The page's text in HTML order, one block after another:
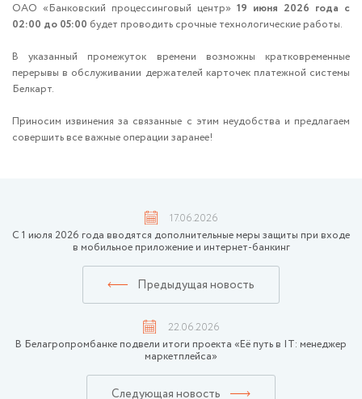
ОАО «Банковский процессинговый центр» 19 июня 2026 года с
02:00 до 05:00 будет проводить срочные технологические работы.
В указанный промежуток времени возможны кратковременные
перерывы в обслуживании держателей карточек платежной системы
Белкарт.
Приносим извинения за связанные с этим неудобства и предлагаем
совершить все важные операции заранее!
17.06.2026
С 1 июля 2026 года вводятся дополнительные меры защиты при входе
в мобильное приложение и интернет-банкинг
Предыдущая новость
22.06.2026
В Белагропромбанке подвели итоги проекта «Её путь в IT: менеджер
маркетплейса»
Следующая новость